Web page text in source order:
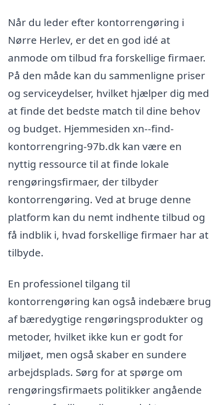
Når du leder efter kontorrengøring i
Nørre Herlev, er det en god idé at
anmode om tilbud fra forskellige firmaer.
På den måde kan du sammenligne priser
og serviceydelser, hvilket hjælper dig med
at finde det bedste match til dine behov
og budget. Hjemmesiden xn--find-
kontorrengring-97b.dk kan være en
nyttig ressource til at finde lokale
rengøringsfirmaer, der tilbyder
kontorrengøring. Ved at bruge denne
platform kan du nemt indhente tilbud og
få indblik i, hvad forskellige firmaer har at
tilbyde.
En professionel tilgang til
kontorrengøring kan også indebære brug
af bæredygtige rengøringsprodukter og
metoder, hvilket ikke kun er godt for
miljøet, men også skaber en sundere
arbejdsplads. Sørg for at spørge om
rengøringsfirmaets politikker angående